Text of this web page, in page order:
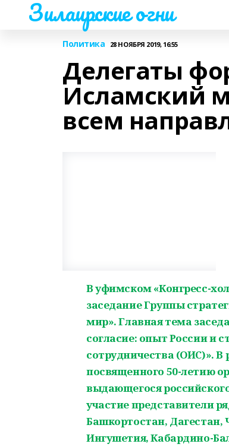
Зилаирские огни
Политика 28 НОЯБРЯ 2019, 16:55
Делегаты
Исламский
всем
В уфимском «Конгресс-
заседание Группы
мир». Главная тема
согласие: опыт России и
сотрудничества (ОИС)». В
посвященного 50-летию
выдающегося
участие представители
Башкортостан, Дагестан,
Ингушетия, Кабардино-